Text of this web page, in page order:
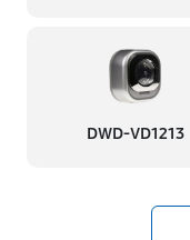
DWD-VD1213